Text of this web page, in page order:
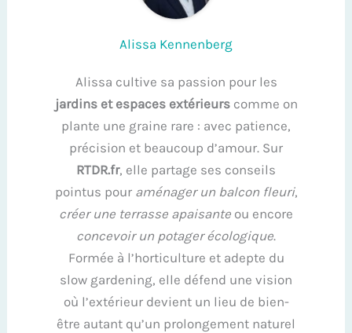
Alissa Kennenberg
Alissa cultive sa passion pour les
jardins et espaces extérieurscomme on
plante une graine rare : avec patience,
précision et beaucoup d’amour. Sur
RTDR.fr, elle partage ses conseils
pointus pour aménager un balcon fleuri,
créer une terrasse apaisante ou encore
concevoir un potager écologique.
Formée à l’horticulture et adepte du
slow gardening, elle défend une vision
où l’extérieur devient un lieu de bien-
être autant qu’un prolongement naturel